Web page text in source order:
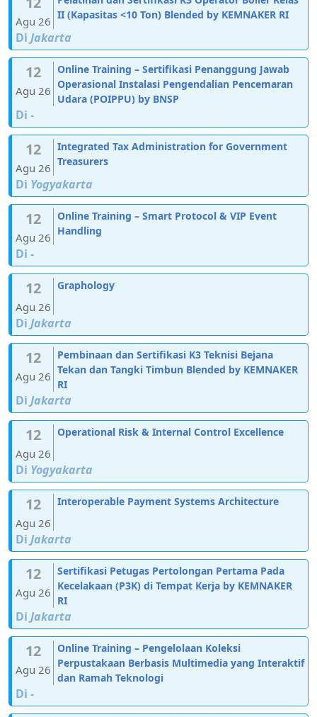
Agu 26 II (Kapasitas <10 Ton) Blended by KEMNAKER RI
Di Jakarta
12
Agu 26
Online Training – Sertifikasi Penanggung Jawab
Operasional Instalasi Pengendalian Pencemaran
Udara (POIPPU) by BNSP
Di -
12
Agu 26
Integrated Tax Administration for Government
Treasurers
Di Yogyakarta
12
Agu 26
Online Training – Smart Protocol & VIP Event
Handling
Di -
12
Agu 26
Graphology
Di Jakarta
12
Agu 26
Pembinaan dan Sertifikasi K3 Teknisi Bejana
Tekan dan Tangki Timbun Blended by KEMNAKER
RI
Di Jakarta
12
Agu 26
Operational Risk & Internal Control Excellence
Di Yogyakarta
12
Agu 26
Interoperable Payment Systems Architecture
Di Jakarta
12
Agu 26
Sertifikasi Petugas Pertolongan Pertama Pada
Kecelakaan (P3K) di Tempat Kerja by KEMNAKER
RI
Di Jakarta
12
Agu 26
Online Training – Pengelolaan Koleksi
Perpustakaan Berbasis Multimedia yang Interaktif
dan Ramah Teknologi
Di -